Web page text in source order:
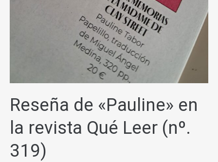
Reseña de «Pauline» en
la revista Qué Leer (nº.
319)